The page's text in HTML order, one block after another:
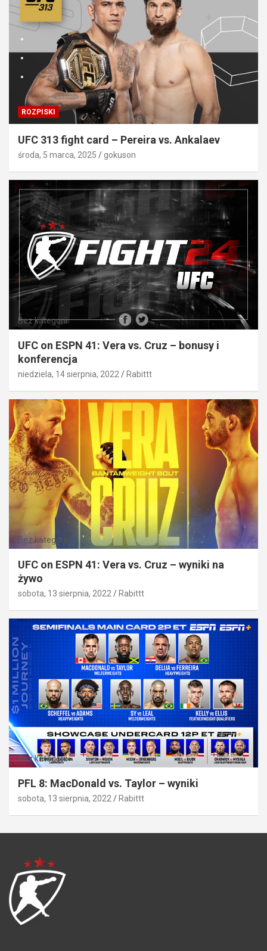
ROZPISKI
UFC 313 fight card – Pereira vs. Ankalaev
środa, 5 marca, 2025 gokuson
Bez kategorii
UFC on ESPN 41: Vera vs. Cruz – bonusy i
konferencja
niedziela, 14 sierpnia, 2022 Rabittt
Bez kategorii
UFC on ESPN 41: Vera vs. Cruz – wyniki na
żywo
sobota, 13 sierpnia, 2022 Rabittt
Bez kategorii
PFL 8: MacDonald vs. Taylor – wyniki
sobota, 13 sierpnia, 2022 Rabittt